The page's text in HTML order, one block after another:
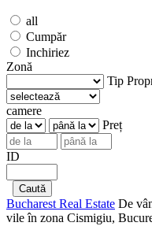
all
Cumpăr
Inchiriez
Zonă
Tip
camere
Preț
ID
Bucharest Real Estate De
vile în zona Cismigiu,